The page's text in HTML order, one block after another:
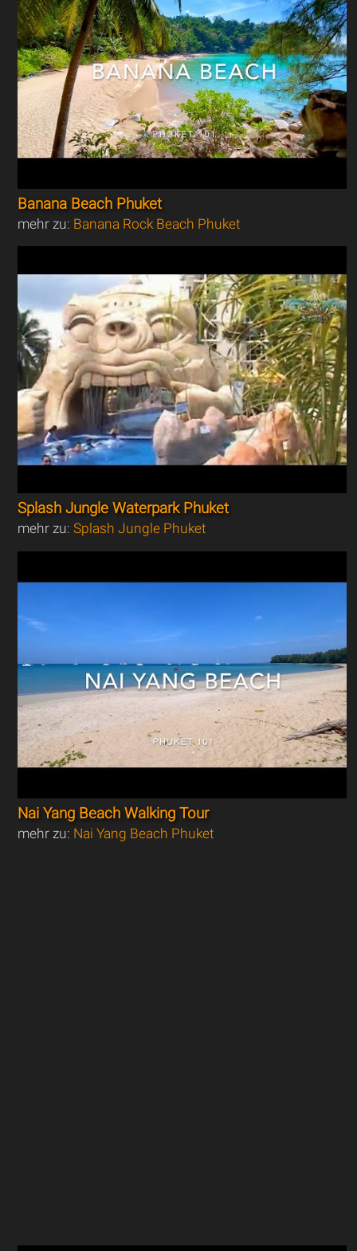
Banana Beach Phuket
mehr zu: Banana Rock Beach Phuket
Splash Jungle Waterpark Phuket
mehr zu:Splash Jungle Phuket
Nai Yang Beach Walking Tour
mehr zu: Nai Yang Beach Phuket